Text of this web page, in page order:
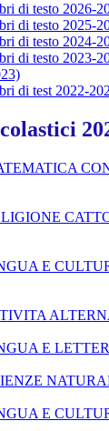
di testo 2026-
di testo 2025-
di testo 2024-
di testo 2023-
di test 2022-
E
E
E